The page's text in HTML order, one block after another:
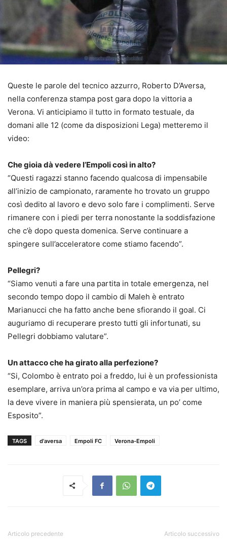
Queste le parole del tecnico azzurro, Roberto D’Aversa,
nella conferenza stampa post gara dopo la vittoria a
Verona. Vi anticipiamo il tutto in formato testuale, da
domani alle 12 (come da disposizioni Lega) metteremo il
video:
Che gioia dà vedere l’Empoli così in alto?
“Questi ragazzi stanno facendo qualcosa di impensabile
all’inizio de campionato, raramente ho trovato un gruppo
così dedito al lavoro e devo solo fare i complimenti. Serve
rimanere con i piedi per terra nonostante la soddisfazione
che c’è dopo questa domenica. Serve continuare a
spingere sull’acceleratore come stiamo facendo”.
Pellegri?
“Siamo venuti a fare una partita in totale emergenza, nel
secondo tempo dopo il cambio di Maleh è entrato
Marianucci che ha fatto anche bene sfiorando il goal. Ci
auguriamo di recuperare presto tutti gli infortunati, su
Pellegri dobbiamo valutare”.
Un attacco che ha girato alla perfezione?
“Si, Colombo è entrato poi a freddo, lui è un professionista
esemplare, arriva un’ora prima al campo e va via per ultimo,
la deve vivere in maniera più spensierata, un po’ come
Esposito”.
TAGS d'aversa Empoli FC Verona-Empoli
Articolo precedente Articolo successivo